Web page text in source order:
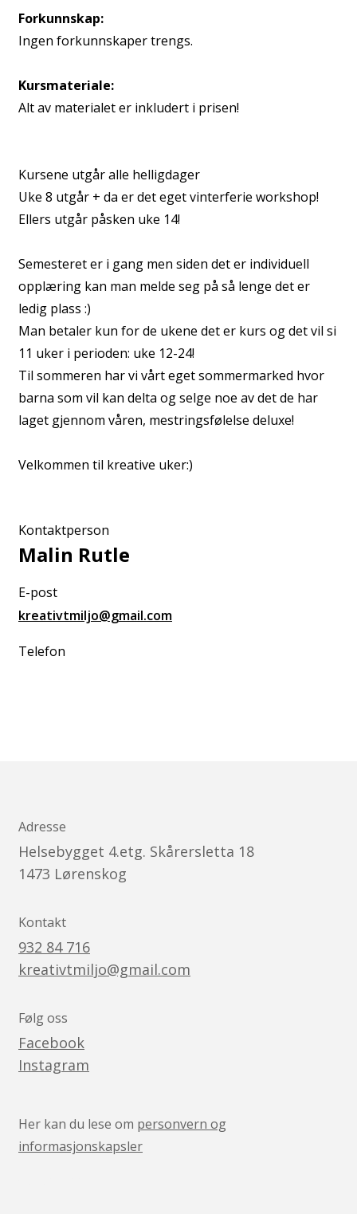
Kontaktperson
Malin Rutle
E-post
kreativtmiljo@gmail.com
Telefon
Forkunnskap:
Ingen forkunnskaper trengs.
Kursmateriale:
Alt av materialet er inkludert i prisen!
Kursene utgår alle helligdager
Uke 8 utgår + da er det eget vinterferie workshop!
Ellers utgår påsken uke 14!
Semesteret er i gang men siden det er individuell
opplæring kan man melde seg på så lenge det er
ledig plass :)
Man betaler kun for de ukene det er kurs og det vil si
11 uker i perioden: uke 12-24!
Til sommeren har vi vårt eget sommermarked hvor
barna som vil kan delta og selge noe av det de har
laget gjennom våren, mestringsfølelse deluxe!
Velkommen til kreative uker:)
Adresse
Helsebygget 4.etg. Skårersletta 18
1473 Lørenskog
Kontakt
932 84 716
kreativtmiljo@gmail.com
Følg oss
Facebook
Instagram
Her kan du lese om personvern og
informasjonskapsler